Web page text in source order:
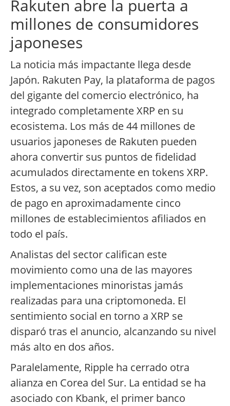
Rakuten abre la puerta a
millones de consumidores
japoneses
La noticia más impactante llega desde
Japón. Rakuten Pay, la plataforma de pagos
del gigante del comercio electrónico, ha
integrado completamente XRP en su
ecosistema. Los más de 44 millones de
usuarios japoneses de Rakuten pueden
ahora convertir sus puntos de fidelidad
acumulados directamente en tokens XRP.
Estos, a su vez, son aceptados como medio
de pago en aproximadamente cinco
millones de establecimientos afiliados en
todo el país.
Analistas del sector califican este
movimiento como una de las mayores
implementaciones minoristas jamás
realizadas para una criptomoneda. El
sentimiento social en torno a XRP se
disparó tras el anuncio, alcanzando su nivel
más alto en dos años.
Paralelamente, Ripple ha cerrado otra
alianza en Corea del Sur. La entidad se ha
asociado con Kbank, el primer banco